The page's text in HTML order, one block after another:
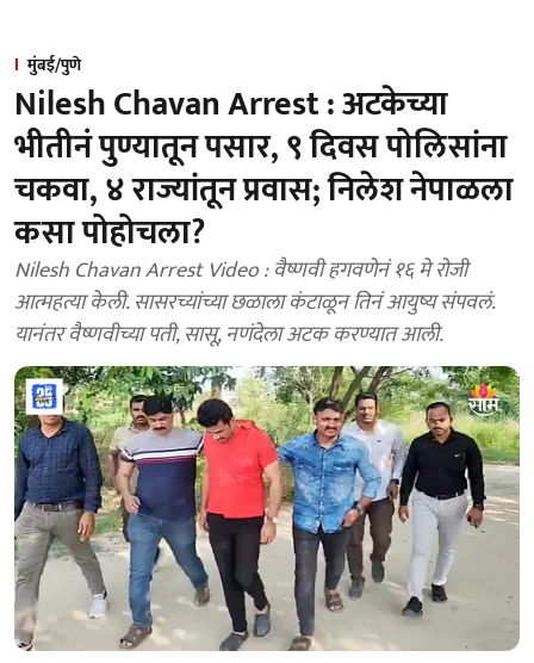
मुंबई/पुणे
Nilesh Chavan Arrest : अटकेच्या
भीतीनं पुण्यातून पसार, ९ दिवस पोलिसांना
चकवा, ४ राज्यांतून प्रवास; निलेश नेपाळला
कसा पोहोचला?
Nilesh Chavan Arrest Video : वैष्णवी हगवणेनं १६ मे रोजी
आत्महत्या केली. सासरच्यांच्या छळाला कंटाळून तिनं आयुष्य संपवलं.
यानंतर वैष्णवीच्या पती, सासू, नणंदेला अटक करण्यात आली.